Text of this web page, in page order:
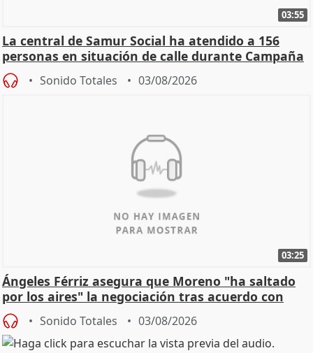
03:55
La central de Samur Social ha atendido a 156
personas en situación de calle durante Campaña
de Calor
Sonido Totales 03/08/2026
03:25
Ángeles Férriz asegura que Moreno "ha saltado
por los aires" la negociación tras acuerdo con
SMA
Sonido Totales 03/08/2026